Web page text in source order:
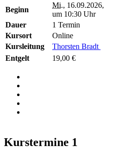
Beginn
Mi., 16.09.2026,
um 10:30 Uhr
Dauer
1 Termin
Kursort
Online
Kursleitung
Thorsten Bradt
Entgelt
19,00 €
Kurstermine 1